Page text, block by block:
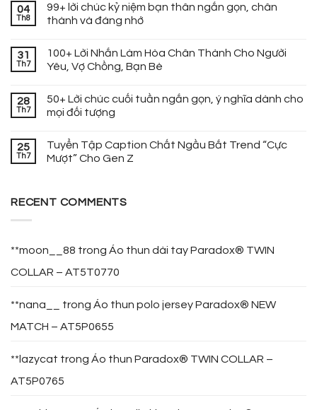
04
Th8
99+ lời chúc kỷ niệm bạn thân ngắn gọn, chân
thành và đáng nhớ
31
Th7
100+ Lời Nhắn Làm Hòa Chân Thành Cho Người
Yêu, Vợ Chồng, Bạn Bè
28
Th7
50+ Lời chúc cuối tuần ngắn gọn, ý nghĩa dành cho
mọi đối tượng
25
Th7
Tuyển Tập Caption Chất Ngầu Bắt Trend “Cực
Mượt” Cho Gen Z
RECENT COMMENTS
**moon__88 trong Áo thun dài tay Paradox® TWIN
COLLAR – AT5T0770
**nana__ trong Áo thun polo jersey Paradox® NEW
MATCH – AT5P0655
**lazycat trong Áo thun Paradox® TWIN COLLAR –
AT5P0765